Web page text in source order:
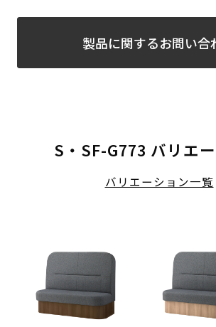
製品に関するお問い合
S・SF-G773 バリエ
バリエーション一覧